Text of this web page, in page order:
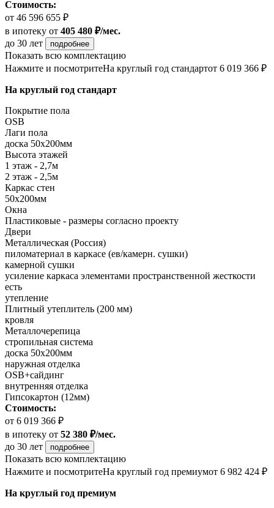
Стоимость:
от 46 596 655 ₽
в ипотеку от 405 480 ₽/мес.
до 30 лет
подробнее
Показать всю комплектацию
Нажмите и посмотритеНа круглый год стандартот 6 019 366 ₽
На круглый год стандарт
Покрытие пола
OSB
Лаги пола
доска 50х200мм
Высота этажей
1 этаж - 2,7м
2 этаж - 2,5м
Каркас стен
50х200мм
Окна
Пластиковые - размеры согласно проекту
Двери
Металлическая (Россия)
пиломатериал в каркасе (ев/камерн. сушки)
камерной сушки
усиление каркаса элементами пространственной жесткости
есть
утепление
Плитный утеплитель (200 мм)
кровля
Металлочерепица
стропильная система
доска 50х200мм
наружная отделка
OSB+сайдинг
внутренняя отделка
Гипсокартон (12мм)
Стоимость:
от 6 019 366 ₽
в ипотеку от 52 380 ₽/мес.
до 30 лет
подробнее
Показать всю комплектацию
Нажмите и посмотритеНа круглый год премиумот 6 982 424 ₽
На круглый год премиум